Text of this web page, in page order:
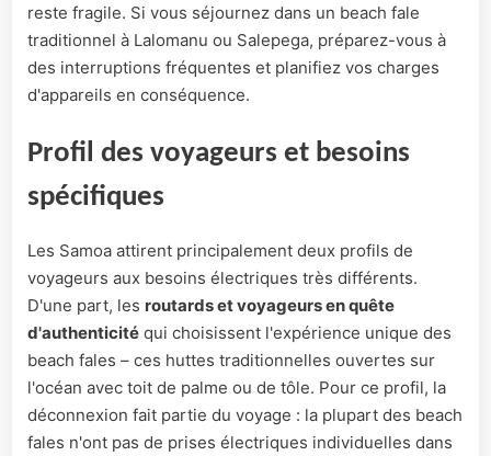
reste fragile. Si vous séjournez dans un beach fale
traditionnel à Lalomanu ou Salepega, préparez-vous à
des interruptions fréquentes et planifiez vos charges
d'appareils en conséquence.
Profil des voyageurs et besoins
spécifiques
Les Samoa attirent principalement deux profils de
voyageurs aux besoins électriques très différents.
D'une part, les routards et voyageurs en quête
d'authenticité qui choisissent l'expérience unique des
beach fales – ces huttes traditionnelles ouvertes sur
l'océan avec toit de palme ou de tôle. Pour ce profil, la
déconnexion fait partie du voyage : la plupart des beach
fales n'ont pas de prises électriques individuelles dans